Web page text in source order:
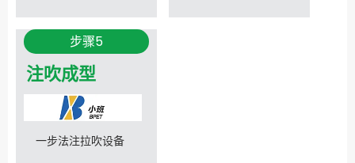
步骤5
注吹成型
一步法注拉吹设备